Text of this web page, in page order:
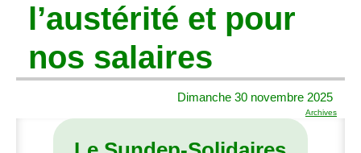
l’austérité et pour
nos salaires
Dimanche 30 novembre 2025
Archives